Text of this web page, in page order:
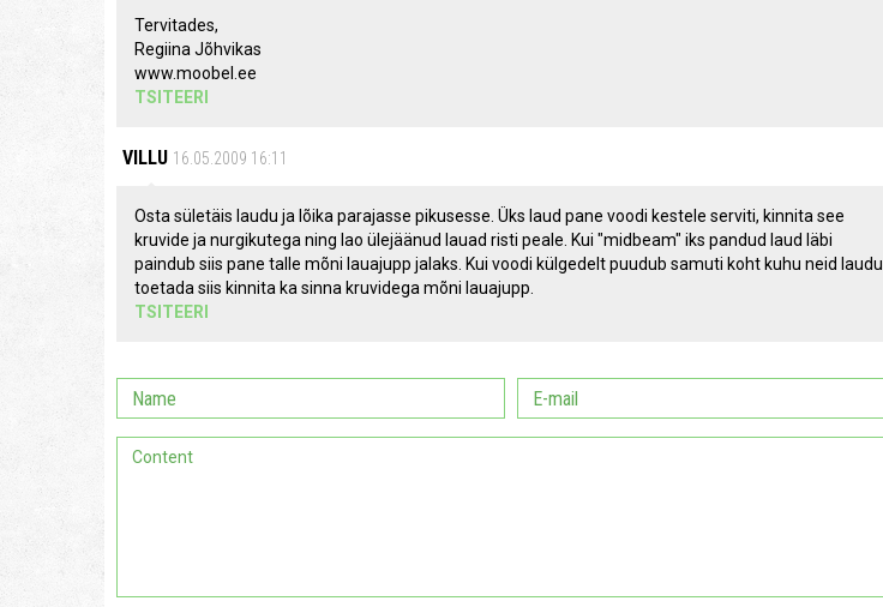
Tervitades,
Regiina Jõhvikas
www.moobel.ee
TSITEERI
VILLU 16.05.2009 16:11
Osta sületäis laudu ja lõika parajasse pikusesse. Üks laud pane voodi kestele serviti, kinnita see
kruvide ja nurgikutega ning lao ülejäänud lauad risti peale. Kui "midbeam" iks pandud laud läbi
paindub siis pane talle mõni lauajupp jalaks. Kui voodi külgedelt puudub samuti koht kuhu neid laudu
toetada siis kinnita ka sinna kruvidega mõni lauajupp.
TSITEERI